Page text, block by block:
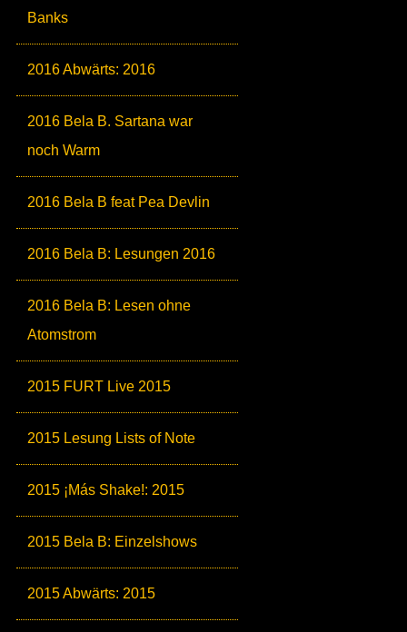
Banks
2016 Abwärts: 2016
2016 Bela B. Sartana war
noch Warm
2016 Bela B feat Pea Devlin
2016 Bela B: Lesungen 2016
2016 Bela B: Lesen ohne
Atomstrom
2015 FURT Live 2015
2015 Lesung Lists of Note
2015 ¡Más Shake!: 2015
2015 Bela B: Einzelshows
2015 Abwärts: 2015